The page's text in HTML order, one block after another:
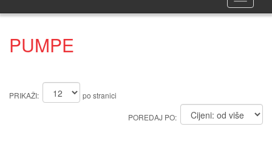
PUMPE
PRIKAŽI: po stranici
POREDAJ PO: